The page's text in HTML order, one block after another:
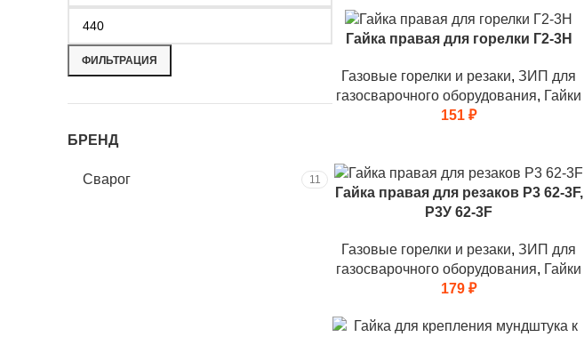
ФИЛЬТРАЦИЯ
БРЕНД
Сварог 11
Гайка правая для горелки Г2-3Н
Газовые горелки и резаки,ЗИП для
газосварочного оборудования, Гайки
151₽
Гайка правая для резаков Р3 62-3F,
Р3У 62-3F
Газовые горелки и резаки,ЗИП для
газосварочного оборудования, Гайки
179₽